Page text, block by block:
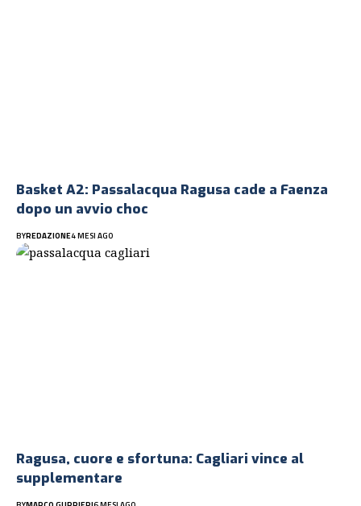
Basket A2: Passalacqua Ragusa cade a Faenza
dopo un avvio choc
BYREDAZIONE4 MESI AGO
Ragusa, cuore e sfortuna: Cagliari vince al
supplementare